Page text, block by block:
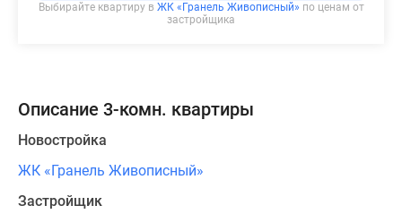
Выбирайте квартиру в ЖК «Гранель Живописный» по ценам от
застройщика
Описание 3-комн. квартиры
Новостройка
ЖК «Гранель Живописный»
Застройщик